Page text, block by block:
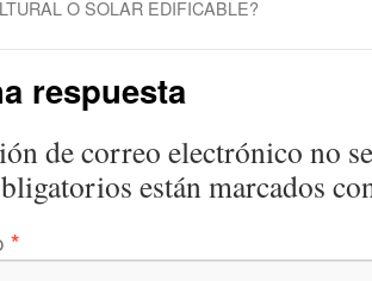
O SOLAR EDIFICABLE?
respuesta
de correo electrónico no
están marcados
*